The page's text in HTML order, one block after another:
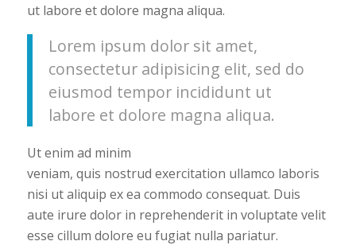
ut labore et dolore magna aliqua.
Lorem ipsum dolor sit amet,
consectetur adipisicing elit, sed do
eiusmod tempor incididunt ut
labore et dolore magna aliqua.
Ut enim ad minim
veniam, quis nostrud exercitation ullamco laboris
nisi ut aliquip ex ea commodo consequat. Duis
aute irure dolor in reprehenderit in voluptate velit
esse cillum dolore eu fugiat nulla pariatur.